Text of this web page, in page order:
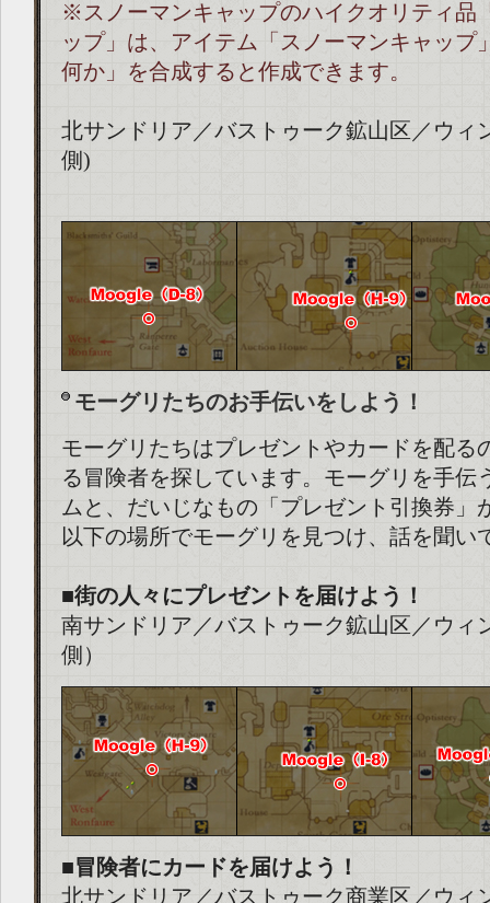
※スノーマンキャップのハイクオリティ品
ップ」は、アイテム「スノーマンキャップ
何か」を合成すると作成できます。
北サンドリア／バストゥーク鉱山区／ウィ
側)
モーグリたちのお手伝いをしよう！
モーグリたちはプレゼントやカードを配る
る冒険者を探しています。モーグリを手伝
ムと、だいじなもの「プレゼント引換券」
以下の場所でモーグリを見つけ、話を聞い
■街の人々にプレゼントを届けよう！
南サンドリア／バストゥーク鉱山区／ウィ
側）
■冒険者にカードを届けよう！
北サンドリア／バストゥーク商業区／ウィ